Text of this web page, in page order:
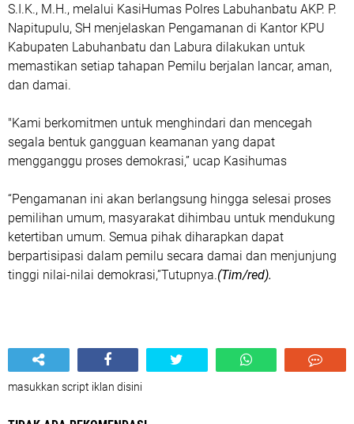
S.I.K., M.H., melalui KasiHumas Polres Labuhanbatu AKP. P.
Napitupulu, SH menjelaskan Pengamanan di Kantor KPU
Kabupaten Labuhanbatu dan Labura dilakukan untuk
memastikan setiap tahapan Pemilu berjalan lancar, aman,
dan damai.
"Kami berkomitmen untuk menghindari dan mencegah
segala bentuk gangguan keamanan yang dapat
mengganggu proses demokrasi,” ucap Kasihumas
“Pengamanan ini akan berlangsung hingga selesai proses
pemilihan umum, masyarakat dihimbau untuk mendukung
ketertiban umum. Semua pihak diharapkan dapat
berpartisipasi dalam pemilu secara damai dan menjunjung
tinggi nilai-nilai demokrasi,”Tutupnya.(Tim/red).
masukkan script iklan disini